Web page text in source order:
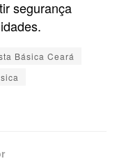
segurança
Básica Ceará